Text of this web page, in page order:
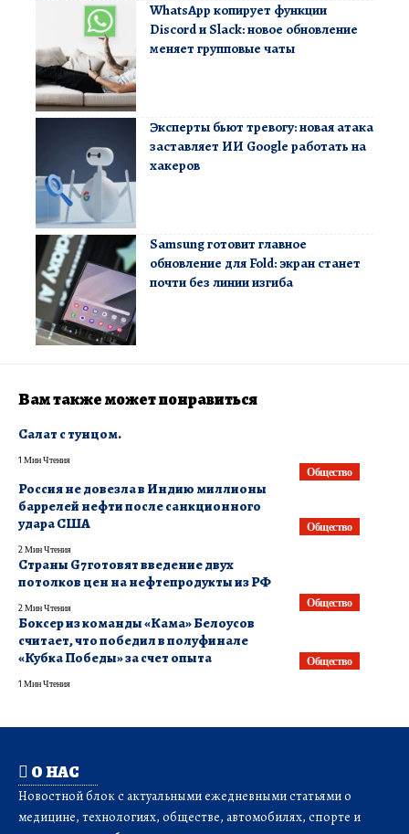
WhatsApp копирует функции
Discord и Slack: новое обновление
меняет групповые чаты
Эксперты бьют тревогу: новая атака
заставляет ИИ Google работать на
хакеров
Samsung готовит главное
обновление для Fold: экран станет
почти без линии изгиба
Вам также может понравиться
Общество
Салат с тунцом.
1 Мин Чтения
Общество
Россия не довезла в Индию миллионы
баррелей нефти после санкционного
удара США
2 Мин Чтения
Общество
Страны G7 готовят введение двух
потолков цен на нефтепродукты из РФ
2 Мин Чтения
Общество
Боксер из команды «Кама» Белоусов
считает, что победил в полуфинале
«Кубка Победы» за счет опыта
1 Мин Чтения
О НАС
Новостной блок с актуальными ежедневными статьями о
медицине, технологиях, обществе, автомобилях, спорте и